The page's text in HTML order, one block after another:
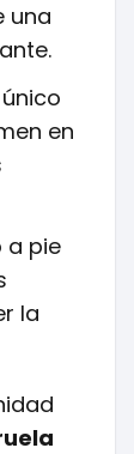
una
en
a pie
la